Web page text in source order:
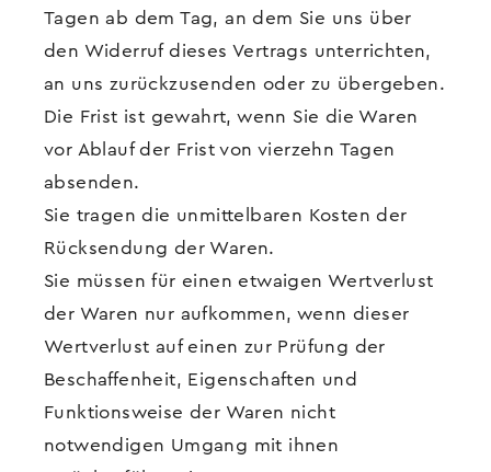
Tagen ab dem Tag, an dem Sie uns über
den Widerruf dieses Vertrags unterrichten,
an uns zurückzusenden oder zu übergeben.
Die Frist ist gewahrt, wenn Sie die Waren
vor Ablauf der Frist von vierzehn Tagen
absenden.
Sie tragen die unmittelbaren Kosten der
Rücksendung der Waren.
Sie müssen für einen etwaigen Wertverlust
der Waren nur aufkommen, wenn dieser
Wertverlust auf einen zur Prüfung der
Beschaffenheit, Eigenschaften und
Funktionsweise der Waren nicht
notwendigen Umgang mit ihnen